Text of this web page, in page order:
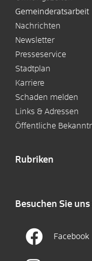
Gemeinderatsarbeit
Nachrichten
Newsletter
Presseservice
Stadtplan
Karriere
Schaden melden
Links & Adressen
Öffentliche
Rubriken
Besuchen Sie
Facebook